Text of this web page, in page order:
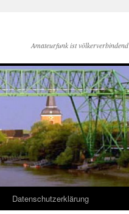
Amateurfunk ist völkerverbindend
Datenschutzerklärung